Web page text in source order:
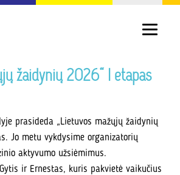
žaidynių 2026“ I etapas
prasideda „Lietuvos mažųjų žaidynių
Jo metu vykdysime organizatorių
aktyvumo užsiėmimus.
ir Ernestas, kuris pakvietė vaikučius